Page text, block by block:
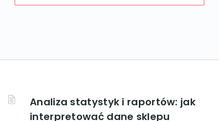
Analiza statystyk i raportów: jak
interpretować dane sklepu